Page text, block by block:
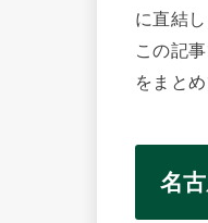
に直結し
この記
をまと
名